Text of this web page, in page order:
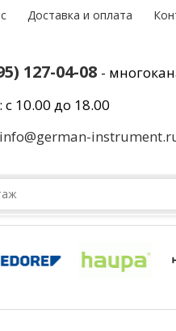
Доставка и оплата
127-04-08 -
10.00 до 18.00
info@german-